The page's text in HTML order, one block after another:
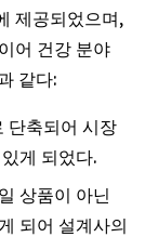
제공되었으며,
어 건강 분야
같다:
단축되어 시장
게 되었다.
상품이 아닌
되어 설계사의